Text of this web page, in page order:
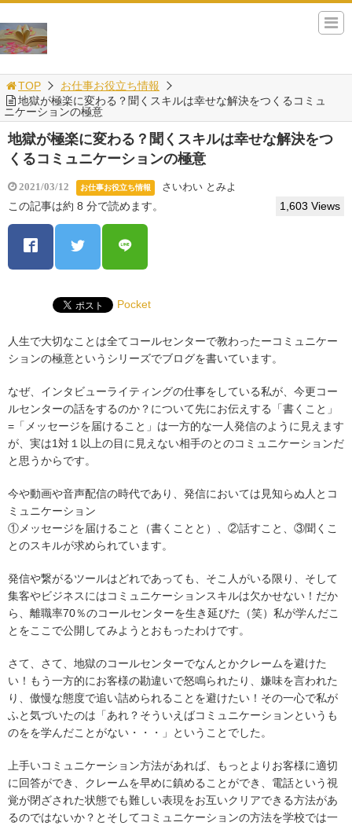
TOP
お仕事お役立ち情報
地獄が極楽に変わる？聞くスキルは幸せな解決をつくるコミュ
ニケーションの極意
地獄が極楽に変わる？聞くスキルは幸せな解決をつ
くるコミュニケーションの極意
2021/03/12 お仕事お役立ち情報 さいわい とみよ
この記事は約 8 分で読めます。 1,603 Views
Pocket
人生で大切なことは全てコールセンターで教わったーコミュニケー
ションの極意というシリーズでブログを書いています。
なぜ、インタビューライティングの仕事をしている私が、今更コー
ルセンターの話をするのか？について先にお伝えする「書くこと」
=「メッセージを届けること」は一方的な一人発信のように見えます
が、実は1対１以上の目に見えない相手のとのコミュニケーションだ
と思うからです。
今や動画や音声配信の時代であり、発信においては見知らぬ人とコ
ミュニケーション
①メッセージを届けること（書くことと）、②話すこと、③聞くこ
とのスキルが求められています。
発信や繋がるツールはどれであっても、そこ人がいる限り、そして
集客やビジネスにはコミュニケーションスキルは欠かせない！だか
ら、離職率70％のコールセンターを生き延びた（笑）私が学んだこ
とをここで公開してみようとおもったわけです。
さて、さて、地獄のコールセンターでなんとかクレームを避けた
い！もう一方的にお客様の勘違いで怒鳴られたり、嫌味を言われた
り、傲慢な態度で追い詰められることを避けたい！その一心で私が
ふと気づいたのは「あれ？そういえばコミュニケーションというも
のをを学んだことがない・・・」ということでした。
上手いコミュニケーション方法があれば、もっとよりお客様に適切
に回答ができ、クレームを早めに鎮めることができ、電話という視
覚が閉ざされた状態でも難しい表現をお互いクリアできる方法があ
るのではないか？とそしてコミュニケーションの方法を学校では一